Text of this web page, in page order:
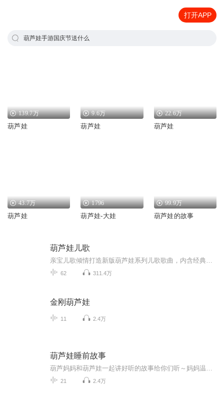
打开APP
葫芦娃手游国庆节送什么
139.7万
葫芦娃
9.6万
葫芦娃
22.6万
葫芦娃
43.7万
葫芦娃
1796
葫芦娃-大娃
99.9万
葫芦娃的故事
葫芦娃儿歌
62 311.4万
金刚葫芦娃
11 2.4万
葫芦娃睡前故事
21 2.4万